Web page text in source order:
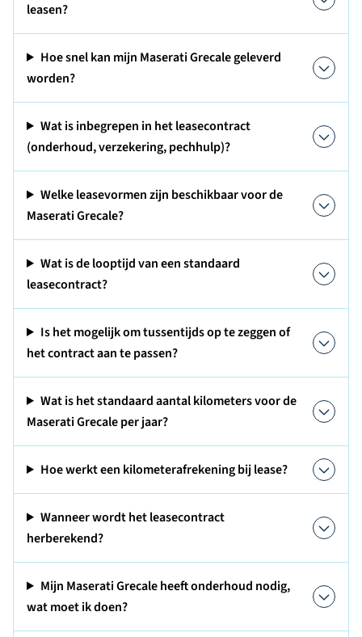
leasen?
Hoe snel kan mijn Maserati Grecale geleverd
worden?
Wat is inbegrepen in het leasecontract
(onderhoud, verzekering, pechhulp)?
Welke leasevormen zijn beschikbaar voor de
Maserati Grecale?
Wat is de looptijd van een standaard
leasecontract?
Is het mogelijk om tussentijds op te zeggen of
het contract aan te passen?
Wat is het standaard aantal kilometers voor de
Maserati Grecale per jaar?
Hoe werkt een kilometerafrekening bij lease?
Wanneer wordt het leasecontract
herberekend?
Mijn Maserati Grecale heeft onderhoud nodig,
wat moet ik doen?